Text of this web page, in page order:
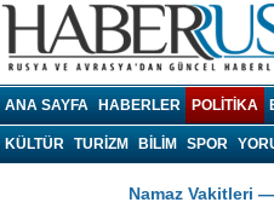
Haberrus.com
ANA SAYFA HABERLER POLITIKA
KÜLTÜR TURIZM BILIM SPOR
Namaz Vakitleri